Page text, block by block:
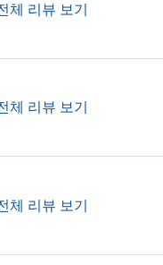
체 리뷰 보기
체 리뷰 보기
체 리뷰 보기